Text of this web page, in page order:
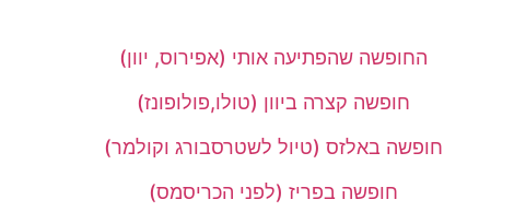
החופשה שהפתיעה אותי (אפירוס, יוון)
חופשה קצרה ביוון (טולו,פולופונז)
חופשה באלזס (טיול לשטרסבורג וקולמר)
חופשה בפריז (לפני הכריסמס)